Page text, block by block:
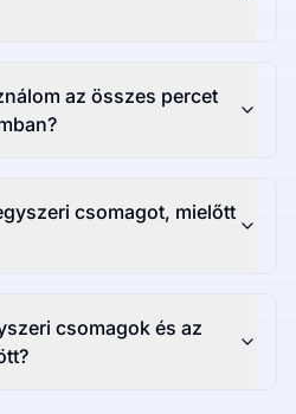
az összes percet
csomagot, mielőtt
csomagok és az